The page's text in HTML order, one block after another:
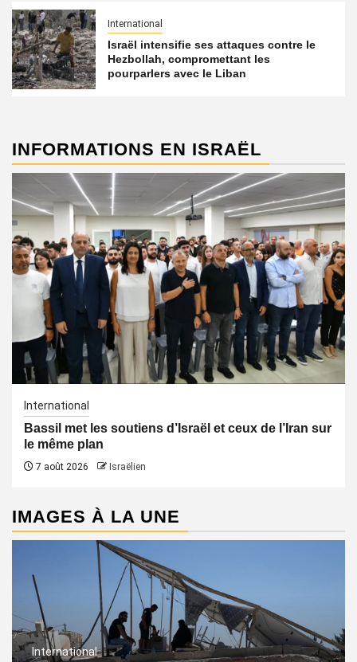
International
Israël intensifie ses attaques contre le
Hezbollah, compromettant les
pourparlers avec le Liban
INFORMATIONS EN ISRAËL
International
Bassil met les soutiens d’Israël et ceux de l’Iran sur
le même plan
7 août 2026 Israëlien
IMAGES À LA UNE
International